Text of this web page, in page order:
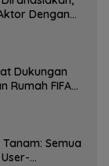
Dengan
Dukungan
Rumah FIFA
Semua